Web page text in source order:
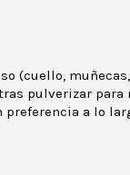
(cuello,
pulverizar para
a lo